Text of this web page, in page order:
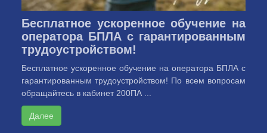
Бесплатное ускоренное обучение на
оператора БПЛА с гарантированным
трудоустройством!
Бесплатное ускоренное обучение на оператора БПЛА с
гарантированным трудоустройством! По всем вопросам
обращайтесь в кабинет 200ПА ...
Далее